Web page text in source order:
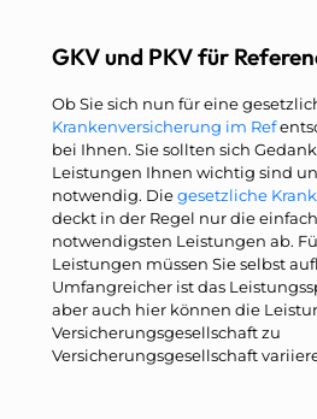
GKV und PKV für
Ob Sie sich nun für eine
Krankenversicherung im Ref
bei Ihnen. Sie sollten sich
Leistungen Ihnen wichtig sind
notwendig. Diegesetzliche
deckt in der Regel nur die
notwendigsten Leistungen ab.
Leistungen müssen Sie selbst
Umfangreicher ist das
aber auch hier können die
Versicherungsgesellschaft zu
Versicherungsgesellschaft